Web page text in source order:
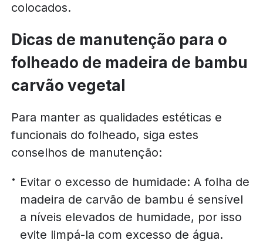
colocados.
Dicas de manutenção para o
folheado de madeira de bambu
carvão vegetal
Para manter as qualidades estéticas e
funcionais do folheado, siga estes
conselhos de manutenção:
Evitar o excesso de humidade: A folha de
madeira de carvão de bambu é sensível
a níveis elevados de humidade, por isso
evite limpá-la com excesso de água.